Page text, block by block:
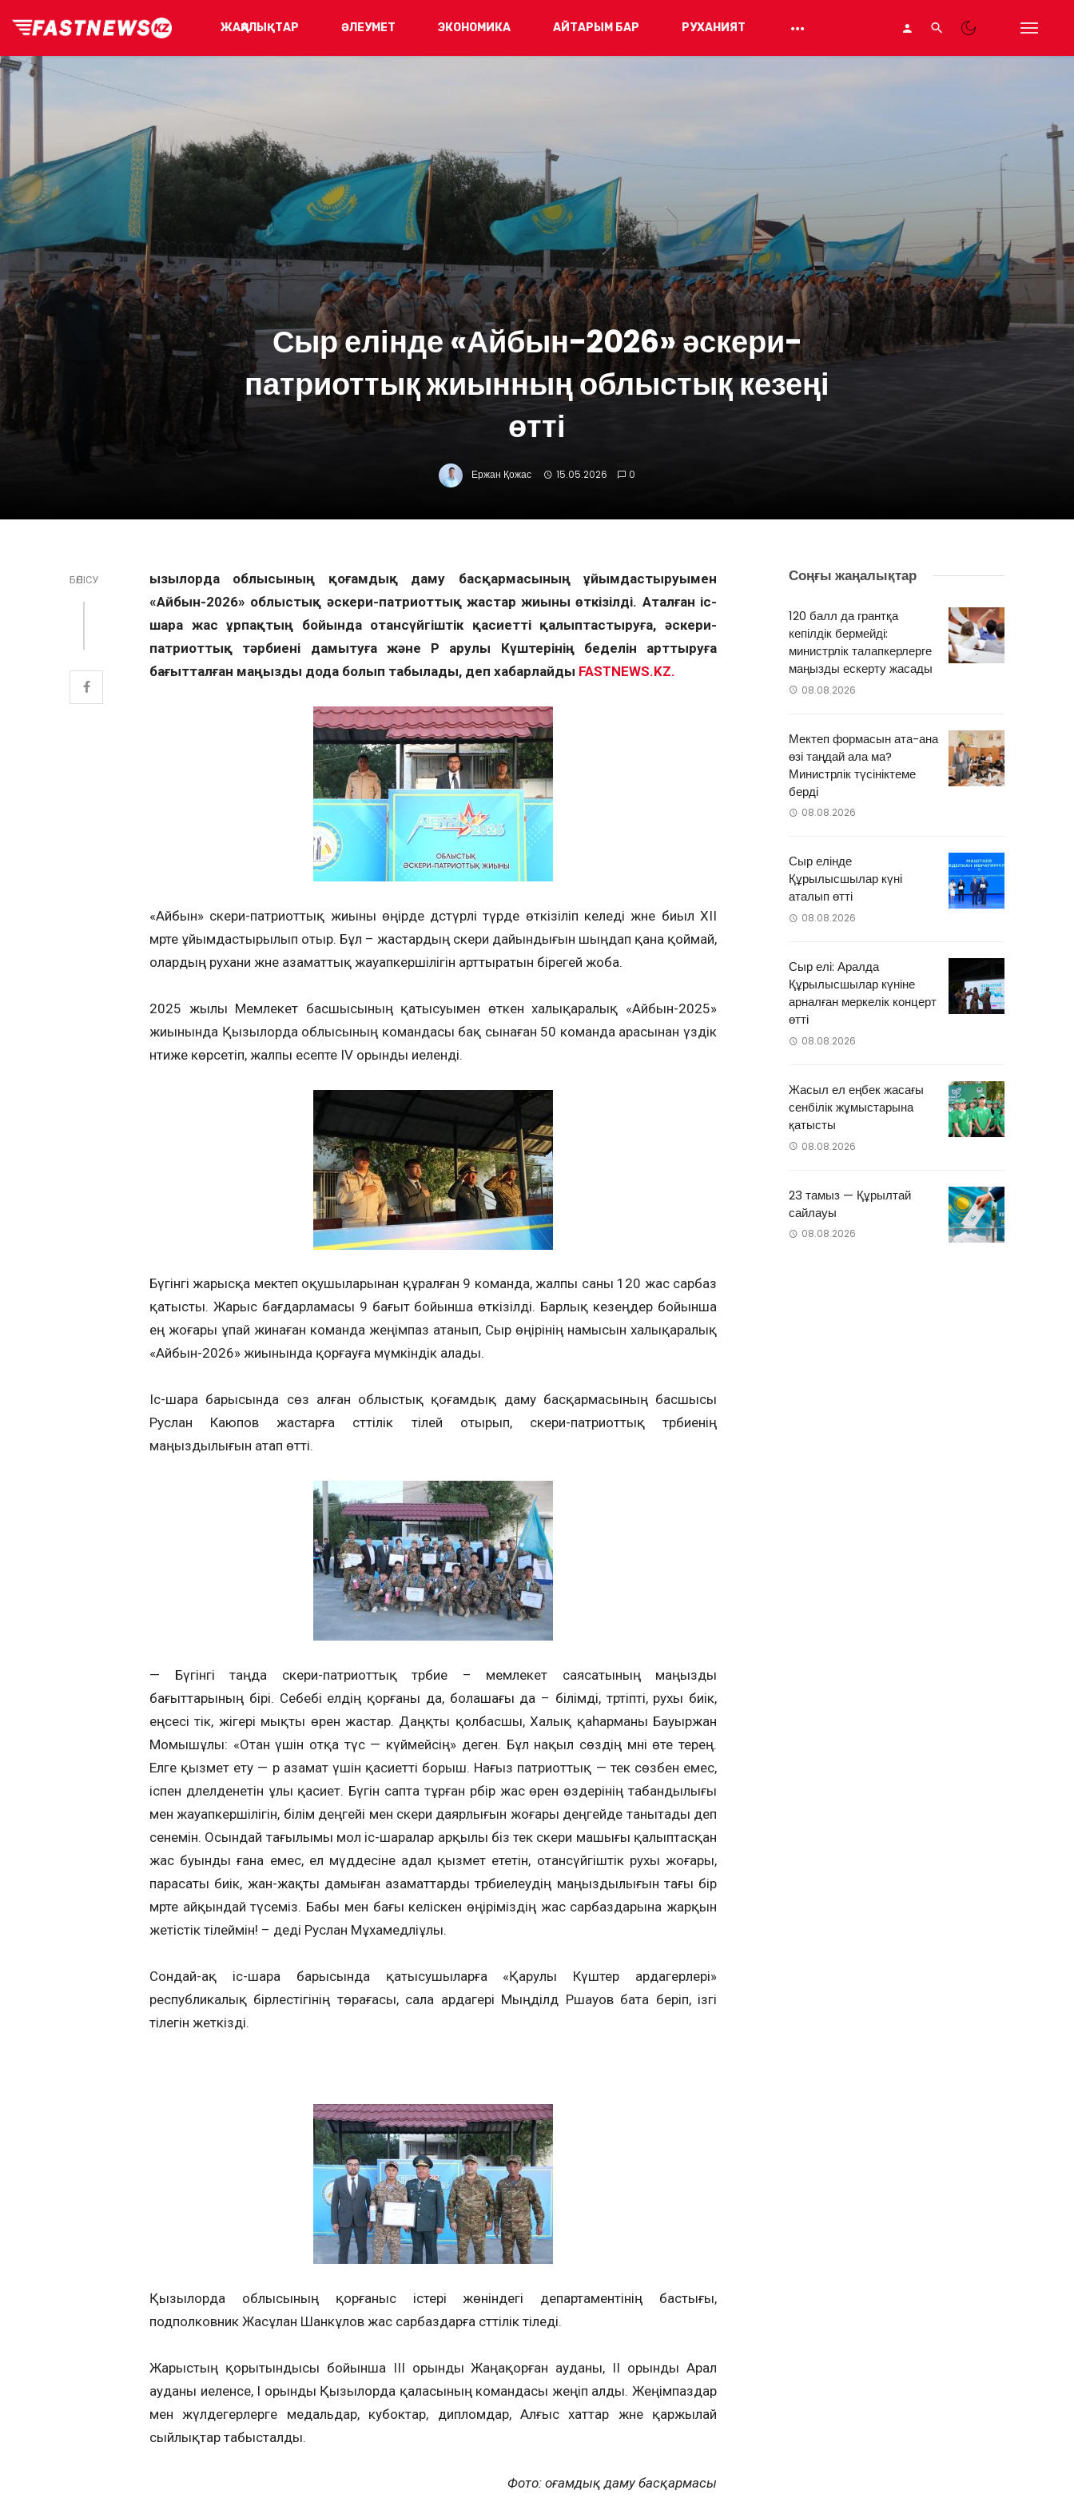
ЖАҢАЛЫҚТАР ӘЛЕУМЕТ ЭКОНОМИКА АЙТАРЫМ БАР РУХАНИЯТ
Сыр елінде «Айбын-2026» әскери-
патриоттық жиынның облыстық кезеңі
өтті
Ержан Қожас 15.05.2026 0
БӨЛІСУ
Қызылорда облысының қоғамдық даму басқармасының ұйымдастыруымен
«Айбын-2026» облыстық әскери-патриоттық жастар жиыны өткізілді. Аталған іс-
шара жас ұрпақтың бойында отансүйгіштік қасиетті қалыптастыруға, әскери-
патриоттық тәрбиені дамытуға және ҚР Қарулы Күштерінің беделін арттыруға
бағытталған маңызды дода болып табылады, деп хабарлайды FASTNEWS.KZ.
«Айбын» әскери-патриоттық жиыны өңірде дәстүрлі түрде өткізіліп келеді және биыл ХІІ
мәрте ұйымдастырылып отыр. Бұл – жастардың әскери дайындығын шыңдап қана қоймай,
олардың рухани және азаматтық жауапкершілігін арттыратын бірегей жоба.
2025 жылы Мемлекет басшысының қатысуымен өткен халықаралық «Айбын-2025»
жиынында Қызылорда облысының командасы бақ сынаған 50 команда арасынан үздік
нәтиже көрсетіп, жалпы есепте IV орынды иеленді.
Бүгінгі жарысқа мектеп оқушыларынан құралған 9 команда, жалпы саны 120 жас сарбаз
қатысты. Жарыс бағдарламасы 9 бағыт бойынша өткізілді. Барлық кезеңдер бойынша
ең жоғары ұпай жинаған команда жеңімпаз атанып, Сыр өңірінің намысын халықаралық
«Айбын-2026» жиынында қорғауға мүмкіндік алады.
Іс-шара барысында сөз алған облыстық қоғамдық даму басқармасының басшысы
Руслан Каюпов жастарға сәттілік тілей отырып, әскери-патриоттық тәрбиенің
маңыздылығын атап өтті.
— Бүгінгі таңда әскери-патриоттық тәрбие – мемлекет саясатының маңызды
бағыттарының бірі. Себебі елдің қорғаны да, болашағы да – білімді, тәртіпті, рухы биік,
еңсесі тік, жігері мықты өрен жастар. Даңқты қолбасшы, Халық қаһарманы Бауыржан
Момышұлы: «Отан үшін отқа түс — күймейсің» деген. Бұл нақыл сөздің мәні өте терең.
Елге қызмет ету — әр азамат үшін қасиетті борыш. Нағыз патриоттық — тек сөзбен емес,
іспен дәлелденетін ұлы қасиет. Бүгін сапта тұрған әрбір жас өрен өздерінің табандылығы
мен жауапкершілігін, білім деңгейі мен әскери даярлығын жоғары деңгейде танытады деп
сенемін. Осындай тағылымы мол іс-шаралар арқылы біз тек әскери машығы қалыптасқан
жас буынды ғана емес, ел мүддесіне адал қызмет ететін, отансүйгіштік рухы жоғары,
парасаты биік, жан-жақты дамыған азаматтарды тәрбиелеудің маңыздылығын тағы бір
мәрте айқындай түсеміз. Бабы мен бағы келіскен өңіріміздің жас сарбаздарына жарқын
жетістік тілеймін! – деді Руслан Мұхамедәліұлы.
Сондай-ақ іс-шара барысында қатысушыларға «Қарулы Күштер ардагерлері»
республикалық бірлестігінің төрағасы, сала ардагері Мыңділдә Ршауов бата беріп, ізгі
тілегін жеткізді.
Қызылорда облысының қорғаныс істері жөніндегі департаментінің бастығы,
подполковник Жасұлан Шанкұлов жас сарбаздарға сәттілік тіледі.
Жарыстың қорытындысы бойынша III орынды Жаңақорған ауданы, II орынды Арал
ауданы иеленсе, I орынды Қызылорда қаласының командасы жеңіп алды. Жеңімпаздар
мен жүлдегерлерге медальдар, кубоктар, дипломдар, Алғыс хаттар және қаржылай
сыйлықтар табысталды.
Фото: Қоғамдық даму басқармасы
Соңғы жаңалықтар
120 балл да грантқа
кепілдік бермейді:
министрлік талапкерлерге
маңызды ескерту жасады
08.08.2026
Мектеп формасын ата-ана
өзі таңдай ала ма?
Министрлік түсініктеме
берді
08.08.2026
Сыр елінде
Құрылысшылар күні
аталып өтті
08.08.2026
Сыр елі: Аралда
Құрылысшылар күніне
арналған меркелік концерт
өтті
08.08.2026
Жасыл ел еңбек жасағы
сенбілік жұмыстарына
қатысты
08.08.2026
23 тамыз — Құрылтай
сайлауы
08.08.2026